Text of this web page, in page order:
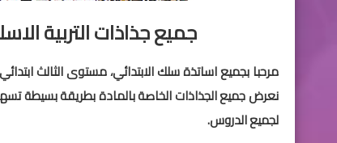
جميع جذاذات التربية
مرحبا بجميع اساتذة سلك الابتدائي، مستوى الثالث
نعرض جميع الجذاذات الخاصة بالمادة بطريقة بسيطة
لجميع الدروس.